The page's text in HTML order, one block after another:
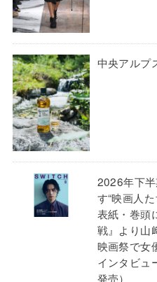
中央アルプ
2026年下
す“映画人
表紙・巻頭
戦』より山
映画祭で女
インタビュ
発売）